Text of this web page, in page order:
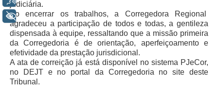
Grupo Operacional do Centro de Inteligência
Comitê de Equidade de Raça, Gênero e Diversidade
Comitê PopRuaJud
Comissão de Justiça Itinerante
Comissão Permanente de Avaliação Documental
judiciária.
Ao encerrar os trabalhos, a Corregedora Regional
agradeceu a participação de todos e todas, a gentileza
dispensada à equipe, ressaltando que a missão primeira
da Corregedoria é de orientação, aperfeiçoamento e
efetividade da prestação jurisdicional.
A ata de correição já está disponível no sistema PJeCor,
no DEJT e no portal da Corregedoria no site deste
Tribunal.
+ Acessibilidade